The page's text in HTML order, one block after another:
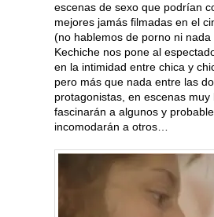
escenas de sexo que podrían
mejores jamás filmadas en el
(no hablemos de porno ni nada
Kechiche nos pone al
en la intimidad entre chica y
pero más que nada entre las
protagonistas, en escenas muy
fascinarán a algunos y
incomodarán a otros…